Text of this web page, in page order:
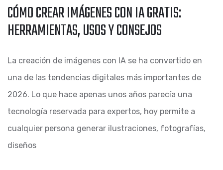
CÓMO CREAR IMÁGENES CON IA GRATIS:
HERRAMIENTAS, USOS Y CONSEJOS
La creación de imágenes con IA se ha convertido en
una de las tendencias digitales más importantes de
2026. Lo que hace apenas unos años parecía una
tecnología reservada para expertos, hoy permite a
cualquier persona generar ilustraciones, fotografías,
diseños